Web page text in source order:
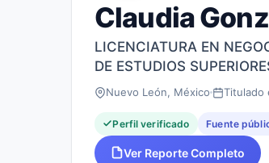
Claudia
LICENCIATURA EN
DE ESTUDIOS
Nuevo León, México Titulado
Perfil verificado Fuente
Ver Reporte Completo